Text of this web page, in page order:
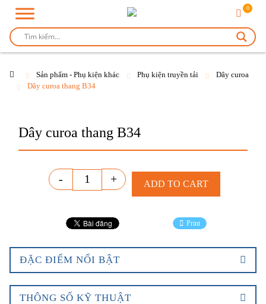
0
Sản phẩm - Phụ kiện khác Phụ kiện truyền tải
Dây curoa
Dây curoa thang B34
Dây curoa thang B34
Quantity
- + ADD TO CART
Print
ĐẶC ĐIỂM NỔI BẬT
THÔNG SỐ KỸ THUẬT